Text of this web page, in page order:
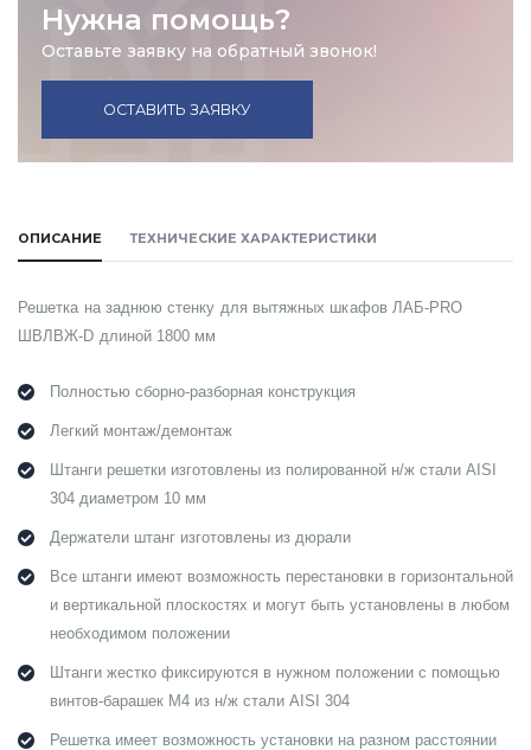
Нужна помощь?
Оставьте заявку на обратный звонок!
ОСТАВИТЬ ЗАЯВКУ
ОПИСАНИЕ ТЕХНИЧЕСКИЕ ХАРАКТЕРИСТИКИ
Решетка на заднюю стенку для вытяжных шкафов ЛАБ-PRO
ШВЛВЖ-D длиной 1800 мм
Полностью сборно-разборная конструкция
Легкий монтаж/демонтаж
Штанги решетки изготовлены из полированной н/ж стали AISI
304 диаметром 10 мм
Держатели штанг изготовлены из дюрали
Все штанги имеют возможность перестановки в горизонтальной
и вертикальной плоскостях и могут быть установлены в любом
необходимом положении
Штанги жестко фиксируются в нужном положении с помощью
винтов-барашек М4 из н/ж стали AISI 304
Решетка имеет возможность установки на разном расстоянии